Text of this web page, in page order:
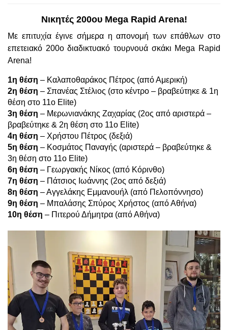
Νικητές 200ου Mega Rapid Arena!
Με επιτυχία έγινε σήμερα η απονομή των επάθλων στο
επετειακό 200ο διαδικτυακό τουρνουά σκάκι Mega Rapid
Arena!
1η θέση – Καλαποθαράκος Πέτρος (από Αμερική)
2η θέση – Σπανέας Στέλιος (στο κέντρο – βραβεύτηκε & 1η
θέση στο 11ο Elite)
3η θέση – Μερωνιανάκης Ζαχαρίας (2ος από αριστερά –
βραβεύτηκε & 2η θέση στο 11ο Elite)
4η θέση – Χρήστου Πέτρος (δεξιά)
5η θέση – Κοσμάτος Παναγής (αριστερά – βραβεύτηκε &
3η θέση στο 11ο Elite)
6η θέση – Γεωργακής Νίκος (από Κόρινθο)
7η θέση – Πάτσιος Ιωάννης (2ος από δεξιά)
8η θέση – Αγγελάκης Εμμανουήλ (από Πελοπόννησο)
9η θέση – Μπαλάσης Σπύρος Χρήστος (από Αθήνα)
10η θέση – Πιτερού Δήμητρα (από Αθήνα)